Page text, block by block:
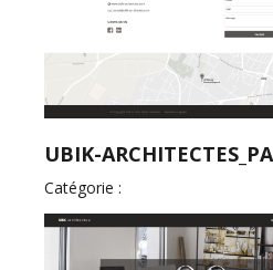
UBIK-
Catégorie :